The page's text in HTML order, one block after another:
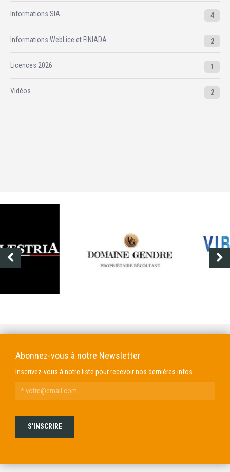
Informations SIA 4
Informations WebLice et FINIADA 2
Licences 2026 1
Vidéos 2
Abonnez-vous à notre Newsletter
Inscrivez-vous à notre liste pour recevoir nos dernières infos.